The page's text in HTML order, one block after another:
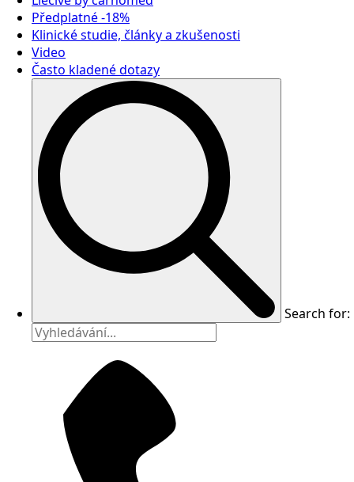
Předplatné -18%
Klinické studie, články a zkušenosti
Video
Často kladené dotazy
Search for: